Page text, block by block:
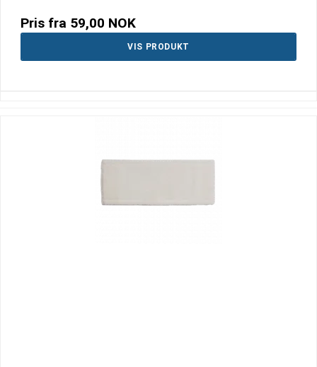
Pris fra 59,00 NOK
VIS PRODUKT